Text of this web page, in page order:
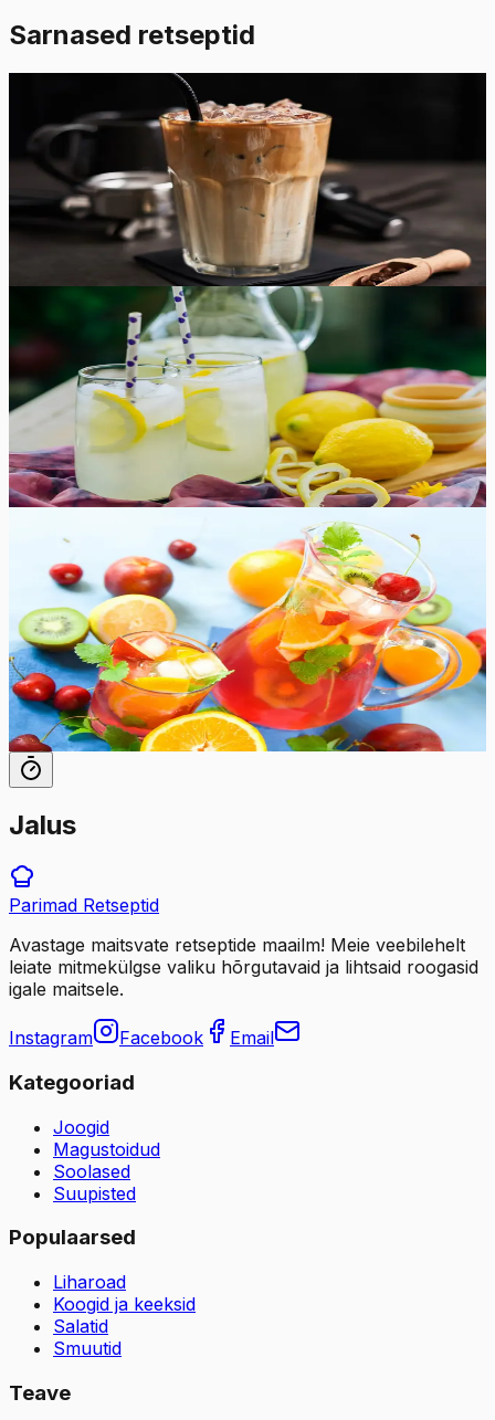
Sarnased retseptid
Hinnang:(5
Klassikaline jääkohv
Lihtne ja mõnusalt jahutav jääkohv on imelihtne
valmistada ka oma kodustes tingimustes.
Hinnang:(5 )
Kodune limonaad
Sellest enam lihtsamalt ei saa! Värske ja suvine limonaad
valmib 10 minutiga ja nõuab ainult kahte koostisosa!
10min
8tk
Alkoholivaba bool
Maitsev ja suvine alkoholivaba bool on tehtud
ingveriõlust ja erinevates värsketest puuviljadest, mis on
ideaalne suvine pidujook.
70min
10tk
Jalus
Parimad Retseptid
Avastage maitsvate retseptide maailm! Meie veebilehelt
leiate mitmekülgse valiku hõrgutavaid ja lihtsaid roogasid
igale maitsele.
Instagram Facebook Email
Kategooriad
Joogid
Magustoidud
Soolased
Suupisted
Populaarsed
Liharoad
Koogid ja keeksid
Salatid
Smuutid
Teave